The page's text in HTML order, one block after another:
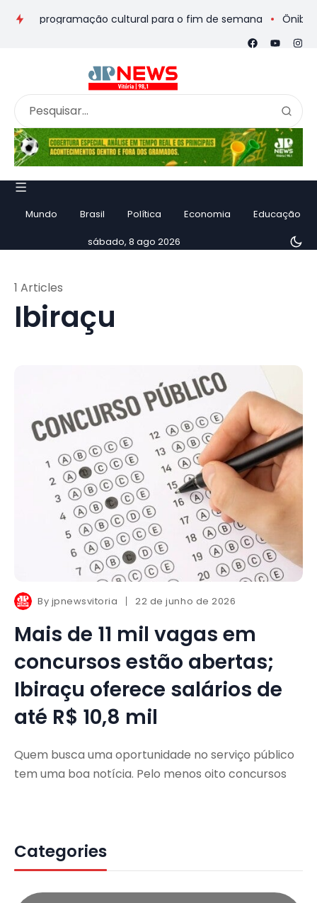
e programação cultural para o fim de semana Ônibus de
Mundo Brasil Política Economia Educação
sábado, 8 ago 2026
Ibiraçu
1 Articles
By jpnewsvitoria 22 de junho de 2026
Mais de 11 mil vagas em
concursos estão abertas;
Ibiraçu oferece salários de
até R$ 10,8 mil
Quem busca uma oportunidade no serviço público
tem uma boa notícia. Pelo menos oito concursos
Categories